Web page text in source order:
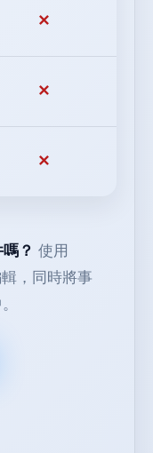
✕
✕
✕
？ 使用
，同時將事